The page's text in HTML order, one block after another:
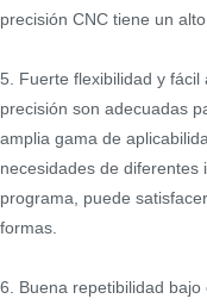
precisión CNC tiene un
5. Fuerte flexibilidad y fácil
precisión son adecuadas
amplia gama de
necesidades de diferentes
programa, puede
formas.
6. Buena repetibilidad